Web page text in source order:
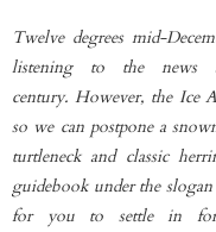
Twelve degrees mid-
listening to the news
century. However, the Ice
so we can postpone a
turtleneck and classic
guidebook under the
for you to settle in